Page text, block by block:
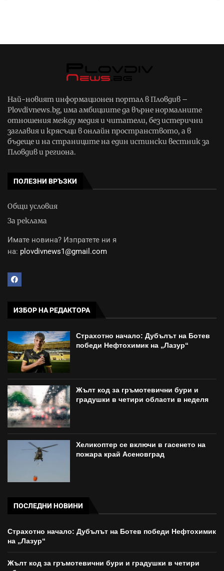
Най-новият информационен портал в Пловдив –
Plovdivnews.bg, има амбициите да върне нормалните
отношения между медия и читатели, без истерични
заглавия и крясъци в онлайн пространството, а в
бъдеще и на страниците на един истински вестник за
Пловдив и региона.
ПОЛЕЗНИ ВРЪЗКИ
Общи условия
За реклама
Имате новина? Изпратете ни я
на: plovdivnews1@gmail.com
ИЗБОР НА РЕДАКТОРА
Страхотно начало: Дубълът на Ботев
победи Нефтохимик на „Лазур“
Жълт код за гръмотевични бури и
градушки в четири области в неделя
Хеликоптер се включи в гасенето на
пожара край Асеновград
ПОСЛЕДНИ НОВИНИ
Страхотно начало: Дубълът на Ботев победи Нефтохимик
на „Лазур“
Жълт код за гръмотевични бури и градушки в четири